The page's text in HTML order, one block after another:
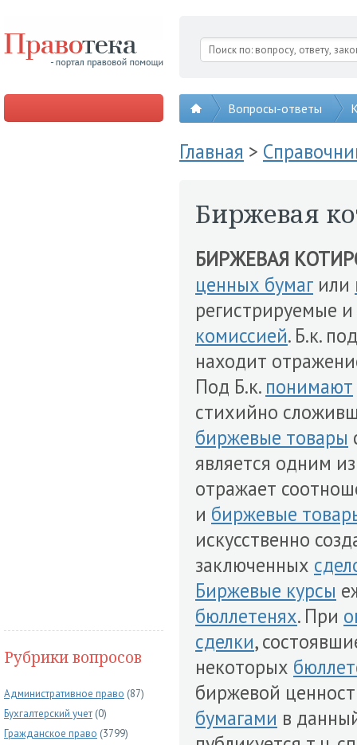
Вопросы-ответы
Рубрики вопросов
Административное право (87)
Бухгалтерский учет (0)
Гражданское право (3799)
Главная >
Биржевая
БИРЖЕВАЯ
ценных бумаг или
регистрируемые
комиссией. Б.к.
находит
Под Б.к. понимают
стихийно
биржевые товары
является одним
отражает
и биржевые
искусственно
заключенных
Биржевые курсы
бюллетенях. При
сделки,
некоторых
биржевой
бумагами в